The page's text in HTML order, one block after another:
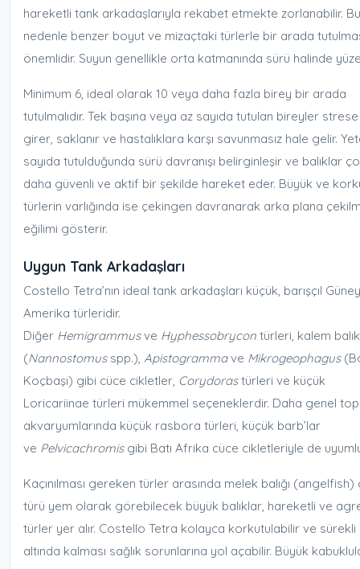
hareketli tank arkadaşlarıyla rekabet etmekte zorlanabilir. Bu
nedenle benzer boyut ve mizaçtaki türlerle bir arada
önemlidir. Suyun genellikle orta katmanında sürü halinde
Minimum 6, ideal olarak 10 veya daha fazla birey bir arada
tutulmalıdır. Tek başına veya az sayıda tutulan bireyler strese
girer, saklanır ve hastalıklara karşı savunmasız hale gelir.
sayıda tutulduğunda sürü davranışı belirginleşir ve balıklar
daha güvenli ve aktif bir şekilde hareket eder. Büyük ve
türlerin varlığında ise çekingen davranarak arka plana
eğilimi gösterir.
Uygun Tank Arkadaşları
Costello Tetra’nın ideal tank arkadaşları küçük, barışçıl Güney
Amerika türleridir.
Diğer Hemigrammusve Hyphessobrycon türleri, kalem
(Nannostomusspp.), Apistogrammave Mikrogeophagus
Koçbaşı) gibi cüce cikletler, Corydorastürleri ve küçük
Loricariinae türleri mükemmel seçeneklerdir. Daha genel
akvaryumlarında küçük rasbora türleri, küçük barb’lar
ve Pelvicachromisgibi Batı Afrika cüce cikletleriyle de
Kaçınılması gereken türler arasında melek balığı (angelfish)
türü yem olarak görebilecek büyük balıklar, hareketli ve
türler yer alır. Costello Tetra kolayca korkutulabilir ve
altında kalması sağlık sorunlarına yol açabilir. Büyük